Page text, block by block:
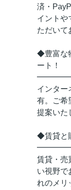
済・
イントや
ただいて
◆豊富な
ート！
インター
有。ご希
提案いた
◆賃貸と
賃貸・売
い視野で
れのメリ